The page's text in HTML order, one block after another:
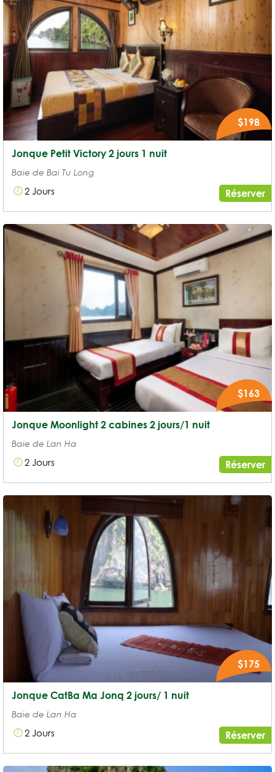
$198
Jonque Petit Victory 2 jours 1 nuit
Baie de Bai Tu Long
2 Jours Réserver
$163
Jonque Moonlight 2 cabines 2 jours/1 nuit
Baie de Lan Ha
2 Jours Réserver
$175
Jonque CatBa Ma Jonq 2 jours/ 1 nuit
Baie de Lan Ha
2 Jours Réserver